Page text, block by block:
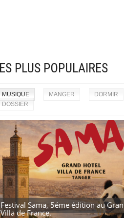
PLUS POPULAIRES
MUSIQUE MANGER
DORMIR
DOSSIER
Festival Sama, 5éme édition au
Villa de France.